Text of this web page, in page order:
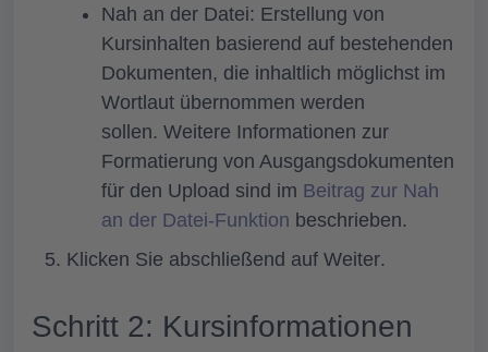
Nah an der Datei: Erstellung von
Kursinhalten basierend auf bestehenden
Dokumenten, die inhaltlich möglichst im
Wortlaut übernommen werden
sollen. Weitere Informationen zur
Formatierung von Ausgangsdokumenten
für den Upload sind im Beitrag zur Nah
an der Datei-Funktion beschrieben.
Klicken Sie abschließend auf Weiter.
Schritt 2: Kursinformationen